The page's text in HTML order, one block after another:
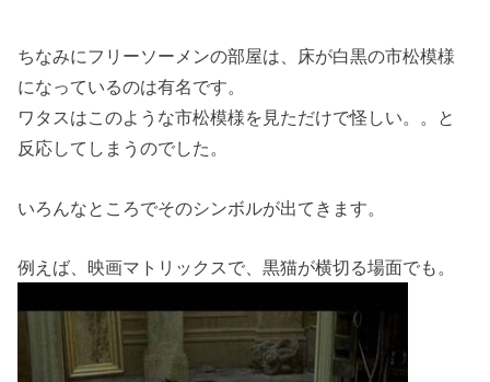
ちなみにフリーソーメンの部屋は、床が白黒の市松模様
になっているのは有名です。
ワタスはこのような市松模様を見ただけで怪しい。。と
反応してしまうのでした。
いろんなところでそのシンボルが出てきます。
例えば、映画マトリックスで、黒猫が横切る場面でも。